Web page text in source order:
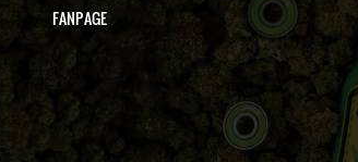
FANPAGE